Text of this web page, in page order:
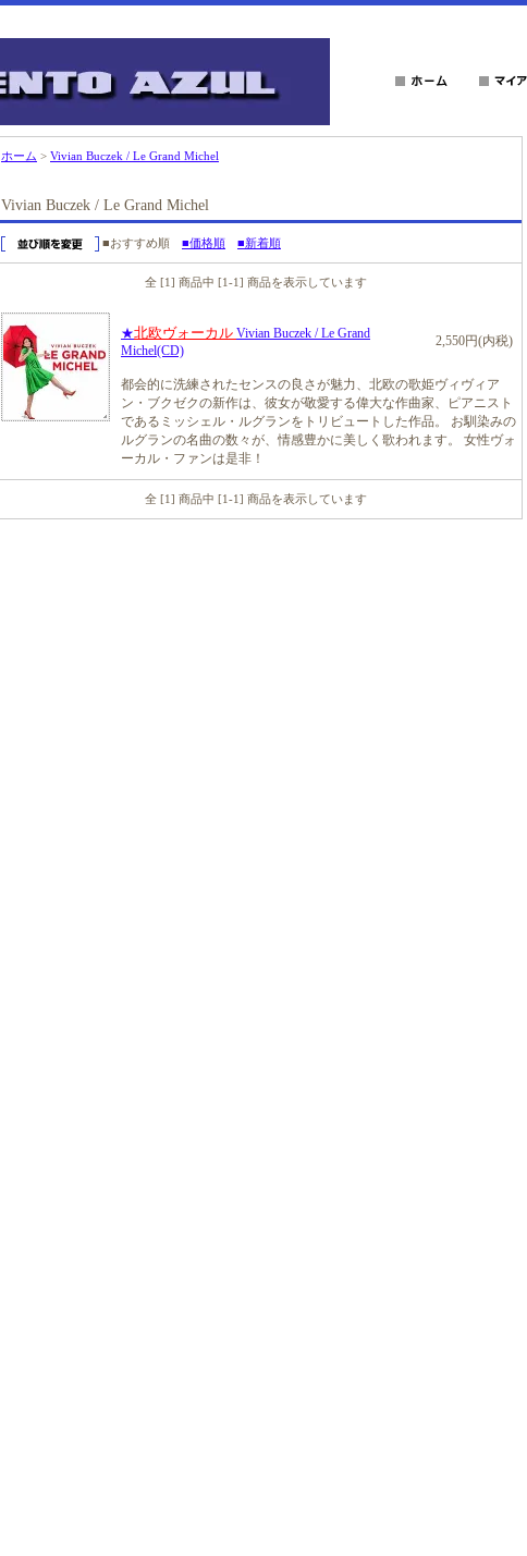
ホーム > Vivian Buczek / Le Grand Michel
Vivian Buczek / Le Grand Michel
■おすすめ順 ■価格順 ■新着順
全 [1] 商品中 [1-1] 商品を表示しています
★北欧ヴォーカル Vivian Buczek / Le Grand
Michel(CD)
2,550円(内税)
都会的に洗練されたセンスの良さが魅力、北欧の歌姫ヴィヴィア
ン・ブクゼクの新作は、彼女が敬愛する偉大な作曲家、ピアニスト
であるミッシェル・ルグランをトリビュートした作品。 お馴染みの
ルグランの名曲の数々が、情感豊かに美しく歌われます。 女性ヴォ
ーカル・ファンは是非！
全 [1] 商品中 [1-1] 商品を表示しています